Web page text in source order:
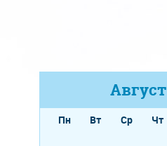
Август
Пн Вт Ср Чт